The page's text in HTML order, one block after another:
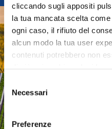
cliccando sugli appositi
la tua mancata scelta
ogni caso, il rifiuto del
alcun modo la tua user
contenuti potrebbero non
invitiamo a consultare la
Selezione
del
consenso
Necessari
Preferenze
Digital System and
Machinery